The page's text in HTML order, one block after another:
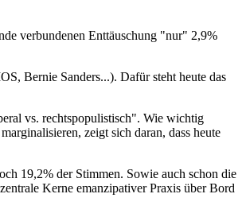
verbundenen Enttäuschung "nur" 2,9%
Bernie Sanders...). Dafür steht heute das
vs. rechtspopulistisch". Wie wichtig
zeigt sich daran, dass heute
19,2% der Stimmen. Sowie auch schon die
Kerne emanzipativer Praxis über Bord